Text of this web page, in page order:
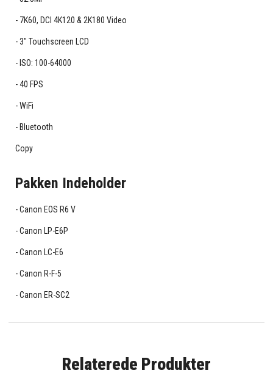
7K60, DCI 4K120 & 2K180 Video
3" Touchscreen LCD
ISO: 100-64000
40 FPS
WiFi
Bluetooth
Copy
Pakken Indeholder
Canon EOS R6 V
Canon LP-E6P
Canon LC-E6
Canon R-F-5
Canon ER-SC2
Relaterede Produkter